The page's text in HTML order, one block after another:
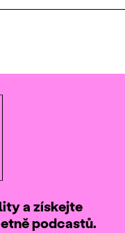
a získejte
podcastů.